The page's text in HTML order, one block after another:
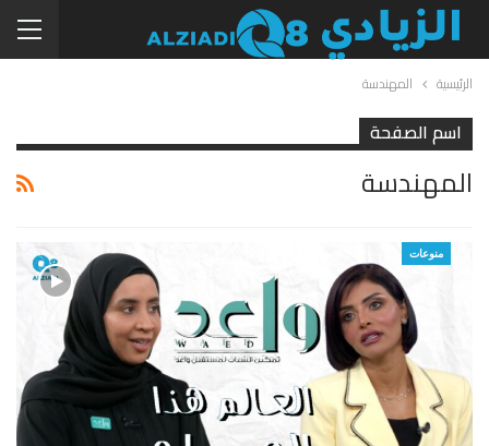
الرئيسية المهندسة
اسم الصفحة
المهندسة
منوعات